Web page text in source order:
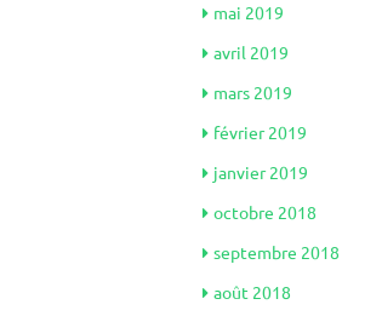
mai 2019
avril 2019
mars 2019
février 2019
janvier 2019
octobre 2018
septembre 2018
août 2018